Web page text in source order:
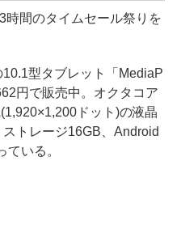
時間のタイムセール祭りを
型タブレット「MediaP
円で販売中。オクタコア
ドット)の液晶
トレージ16GB、Android
いる。